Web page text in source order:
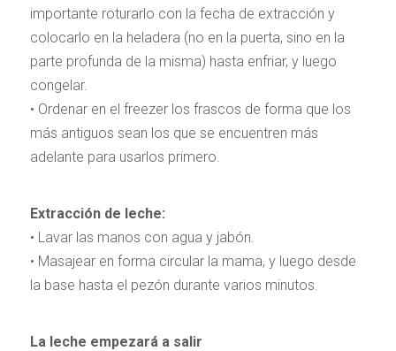
importante roturarlo con la fecha de extracción y
colocarlo en la heladera (no en la puerta, sino en la
parte profunda de la misma) hasta enfriar, y luego
congelar.
• Ordenar en el freezer los frascos de forma que los
más antiguos sean los que se encuentren más
adelante para usarlos primero.
Extracción de leche:
• Lavar las manos con agua y jabón.
• Masajear en forma circular la mama, y luego desde
la base hasta el pezón durante varios minutos.
La leche empezará a salir